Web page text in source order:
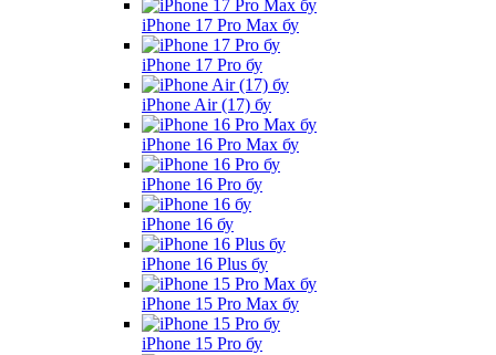
iPhone 17 Pro Max бу
iPhone 17 Pro бу
iPhone Air (17) бу
iPhone 16 Pro Max бу
iPhone 16 Pro бу
iPhone 16 бу
iPhone 16 Plus бу
iPhone 15 Pro Max бу
iPhone 15 Pro бу